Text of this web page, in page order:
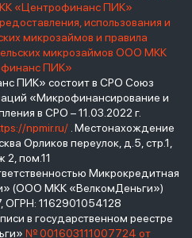
«Центрофинанс ПИК»
использования и
микрозаймов и правила
микрозаймов ООО МКК
ПИК»
ПИК» состоит в СРО Союз
«Микрофинансирование и
в СРО – 11.03.2022 г.
npmir.ru/. Местонахождение
Орликов переулок, д.5, стр.1,
2, пом.11
Микрокредитная
(ООО МКК «ВелкомДеньги»)
1162901054128
в государственном реестре
№ 001603111007724 от